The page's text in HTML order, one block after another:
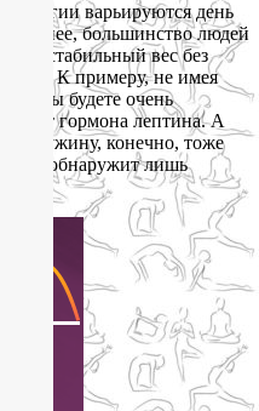
энергии варьируются день
не менее, большинство людей
стабильный вес без
К примеру, не имея
вы будете очень
гормона лептина. А
то к ужину, конечно, тоже
мозг обнаружит лишь